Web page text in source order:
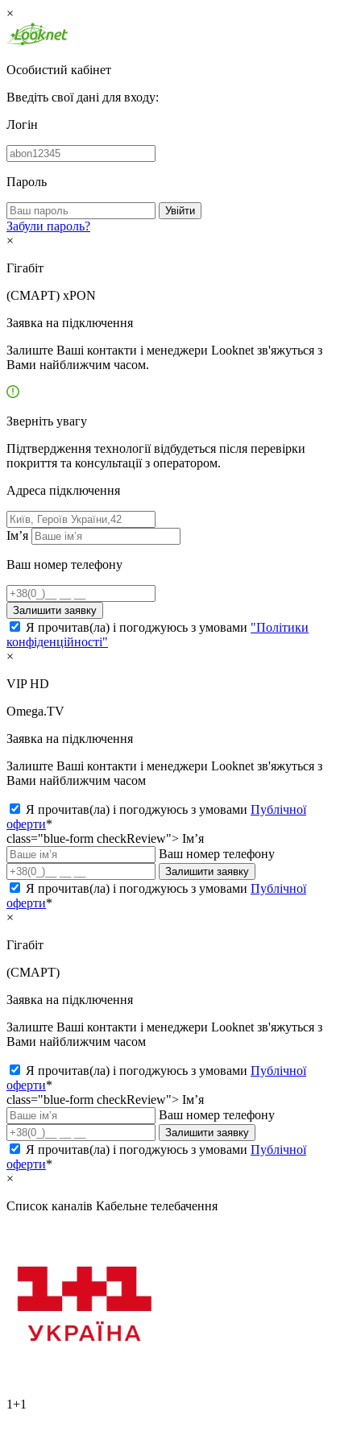
×
Особистий кабінет
Введіть свої дані для входу:
Логін
Пароль
Увійти
Забули пароль?
×
Гігабіт
(СМАРТ) xPON
Заявка на підключення
Залиште Ваші контакти і менеджери Looknet зв'яжуться з
Вами найближчим часом.
Зверніть увагу
Підтвердження технології відбудеться після перевірки
покриття та консультації з оператором.
Адресa підключення
Ім’я
Ваш номер телефону
Залишити заявку
Я прочитав(ла) і погоджуюсь з умовами "Політики
конфіденційності"
×
VIP HD
Omega.TV
Заявка на підключення
Залиште Ваші контакти і менеджери Looknet зв'яжуться з
Вами найближчим часом
Я прочитав(ла) і погоджуюсь з умовами Публічної
оферти*
class="blue-form checkReview"> Ім’я
Ваш номер телефону
Залишити заявку
Я прочитав(ла) і погоджуюсь з умовами Публічної
оферти*
×
Гігабіт
(СМАРТ)
Заявка на підключення
Залиште Ваші контакти і менеджери Looknet зв'яжуться з
Вами найближчим часом
Я прочитав(ла) і погоджуюсь з умовами Публічної
оферти*
class="blue-form checkReview"> Ім’я
Ваш номер телефону
Залишити заявку
Я прочитав(ла) і погоджуюсь з умовами Публічної
оферти*
×
Список каналів Кабельне телебачення
1+1